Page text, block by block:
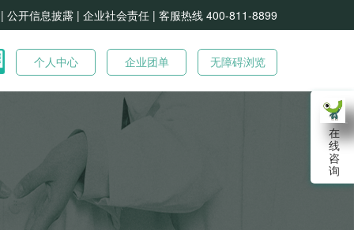
| 公开信息披露 | 企业社会责任 | 客服热线 400-811-8899
个人中心 企业团单 无障碍浏览
在
线
咨
询